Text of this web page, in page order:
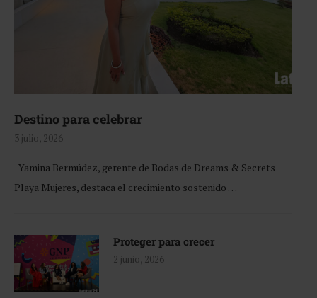
Destino para celebrar
3 julio, 2026
Yamina Bermúdez, gerente de Bodas de Dreams & Secrets
Playa Mujeres, destaca el crecimiento sostenido …
Proteger para crecer
2 junio, 2026